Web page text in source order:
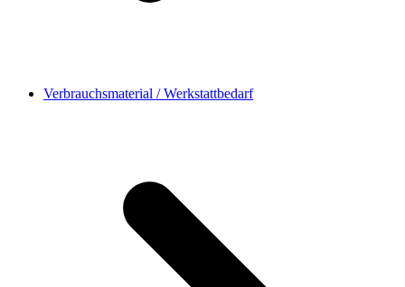
Verbrauchsmaterial / Werkstattbedarf